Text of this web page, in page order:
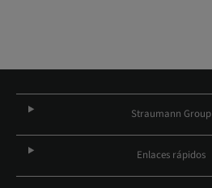
Straumann Group
Enlaces rápidos